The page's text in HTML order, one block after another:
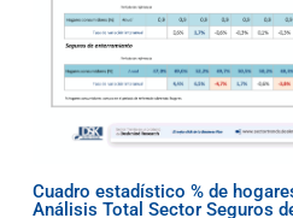
Cuadro estadístico % de
Análisis Total Sector Seguros